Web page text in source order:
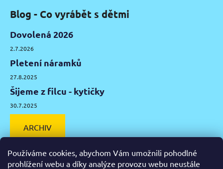
Používáme cookies, abychom Vám umožnili pohodlné
prohlížení webu a díky analýze provozu webu neustále
Blog - Co vyrábět s dětmi
Dovolená 2026
2.7.2026
Pletení náramků
27.8.2025
Šijeme z filcu - kytičky
30.7.2025
ARCHIV